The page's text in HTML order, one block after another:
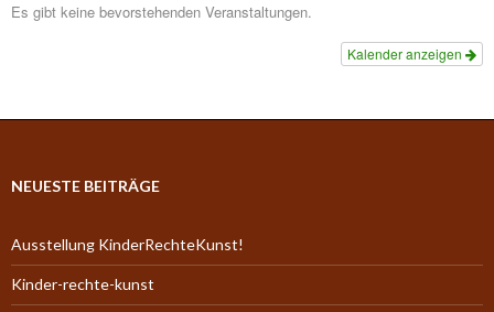
Es gibt keine bevorstehenden Veranstaltungen.
Kalender anzeigen
NEUESTE BEITRÄGE
Ausstellung KinderRechteKunst!
Kinder-rechte-kunst